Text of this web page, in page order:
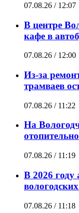
07.08.26 / 12:07
В центре
кафе в
07.08.26 / 12:00
Из-за
трамваев
07.08.26 / 11:22
На
07.08.26 / 11:19
В 2026
07.08.26 / 11:18